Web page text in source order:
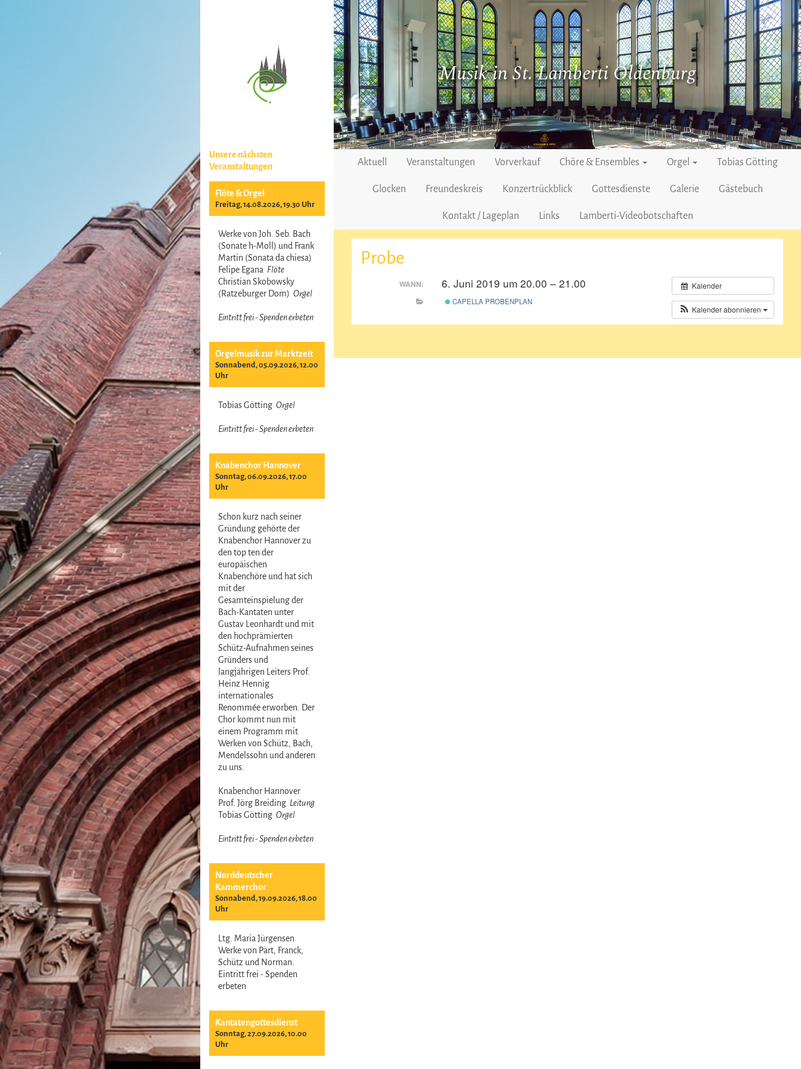
Unsere nächsten
Veranstaltungen
Flöte & Orgel
Freitag, 14.08.2026, 19.30 Uhr
Werke von Joh. Seb. Bach
(Sonate h-Moll) und Frank
Martin (Sonata da chiesa)
Felipe Egana Flöte
Christian Skobowsky
(Ratzeburger Dom) Orgel
Eintritt frei - Spenden erbeten
Orgelmusik zur Marktzeit
Sonnabend, 05.09.2026, 12.00
Uhr
Tobias Götting Orgel
Eintritt frei - Spenden erbeten
Knabenchor Hannover
Sonntag, 06.09.2026, 17.00
Uhr
Schon kurz nach seiner
Gründung gehörte der
Knabenchor Hannover zu
den top ten der
europäischen
Knabenchöre und hat sich
mit der
Gesamteinspielung der
Bach-Kantaten unter
Gustav Leonhardt und mit
den hochprämierten
Schütz-Aufnahmen seines
Gründers und
langjährigen Leiters Prof.
Heinz Hennig
internationales
Renommée erworben. Der
Chor kommt nun mit
einem Programm mit
Werken von Schütz, Bach,
Mendelssohn und anderen
zu uns.
Knabenchor Hannover
Prof. Jörg Breiding Leitung
Tobias Götting Orgel
Eintritt frei - Spenden erbeten
Norddeutscher
Kammerchor
Sonnabend, 19.09.2026, 18.00
Uhr
Ltg. Maria Jürgensen
Werke von Pärt, Franck,
Schütz und Norman.
Eintritt frei - Spenden
erbeten
Kantatengottesdienst
Sonntag, 27.09.2026, 10.00
Uhr
Musik in St. Lamberti Oldenburg
Aktuell Veranstaltungen Vorverkauf Chöre & Ensembles Orgel Tobias Götting
Glocken Freundeskreis Konzertrückblick Gottesdienste Galerie Gästebuch
Kontakt / Lageplan Links Lamberti-Videobotschaften
Probe
Kalender
Kalender abonnieren
WANN: 6. Juni 2019 um 20.00 – 21.00
CAPELLA PROBENPLAN